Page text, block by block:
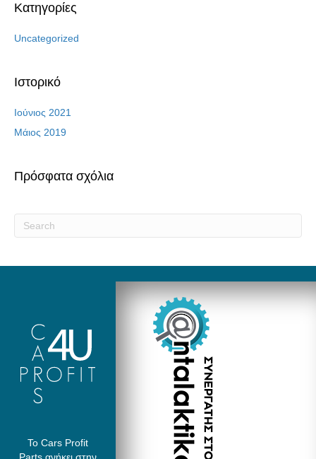
Kατηγορίες
Uncategorized
Ιστορικό
Ιούνιος 2021
Μάιος 2019
Πρόσφατα σχόλια
Το Cars Profit